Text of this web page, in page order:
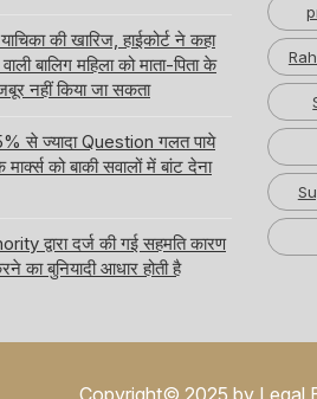
की खारिज, हाईकोर्ट ने कहा
बालिग महिला को माता-पिता के
नहीं किया जा सकता
से ज्यादा Question गलत पाये
को बाकी सवालों में बांट देना
द्वारा दर्ज की गई सहमति कारण
का बुनियादी आधार होती है
Copyright© 2025 by Legal